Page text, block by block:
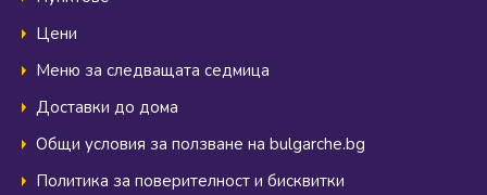
Цени
Меню за следващата седмица
Доставки до дома
Общи условия за ползване на bulgarche.bg
Политика за поверителност и бисквитки